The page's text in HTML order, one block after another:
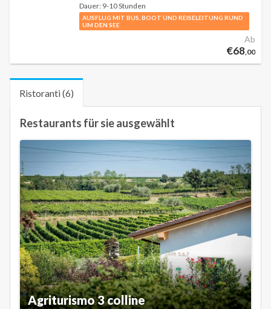
Dauer: 9-10 Stunden
AUSFLUG MIT BUS, BOOT UND REISELEITUNG RUND
UM DEN SEE
Ab
€68 ,00
Ristoranti (6)
Restaurants für sie ausgewählt
Agriturismo 3 colline